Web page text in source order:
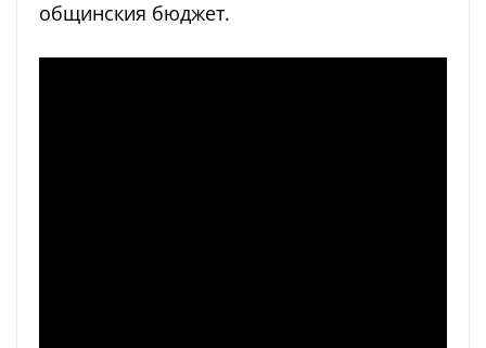
общинския бюджет.